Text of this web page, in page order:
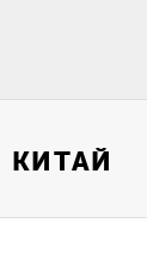
КИТАЙ